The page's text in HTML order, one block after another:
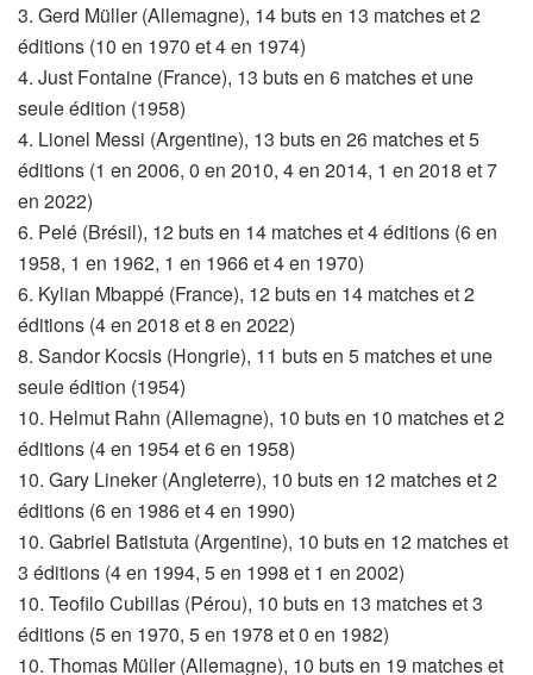
3. Gerd Müller (Allemagne), 14 buts en 13 matches et 2
éditions (10 en 1970 et 4 en 1974)
4. Just Fontaine (France), 13 buts en 6 matches et une
seule édition (1958)
4. Lionel Messi (Argentine), 13 buts en 26 matches et 5
éditions (1 en 2006, 0 en 2010, 4 en 2014, 1 en 2018 et 7
en 2022)
6. Pelé (Brésil), 12 buts en 14 matches et 4 éditions (6 en
1958, 1 en 1962, 1 en 1966 et 4 en 1970)
6. Kylian Mbappé (France), 12 buts en 14 matches et 2
éditions (4 en 2018 et 8 en 2022)
8. Sandor Kocsis (Hongrie), 11 buts en 5 matches et une
seule édition (1954)
10. Helmut Rahn (Allemagne), 10 buts en 10 matches et 2
éditions (4 en 1954 et 6 en 1958)
10. Gary Lineker (Angleterre), 10 buts en 12 matches et 2
éditions (6 en 1986 et 4 en 1990)
10. Gabriel Batistuta (Argentine), 10 buts en 12 matches et
3 éditions (4 en 1994, 5 en 1998 et 1 en 2002)
10. Teofilo Cubillas (Pérou), 10 buts en 13 matches et 3
éditions (5 en 1970, 5 en 1978 et 0 en 1982)
10. Thomas Müller (Allemagne), 10 buts en 19 matches et